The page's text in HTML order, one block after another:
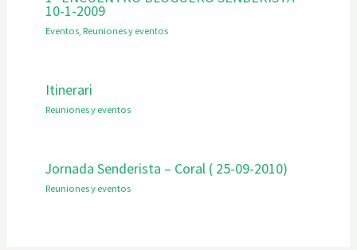
10-1-2009
Eventos, Reuniones y eventos
Itinerari
Reuniones y eventos
Jornada Senderista – Coral ( 25-09-2010)
Reuniones y eventos